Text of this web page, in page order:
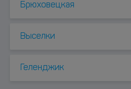
Брюховецкая
Выселки
Геленджик